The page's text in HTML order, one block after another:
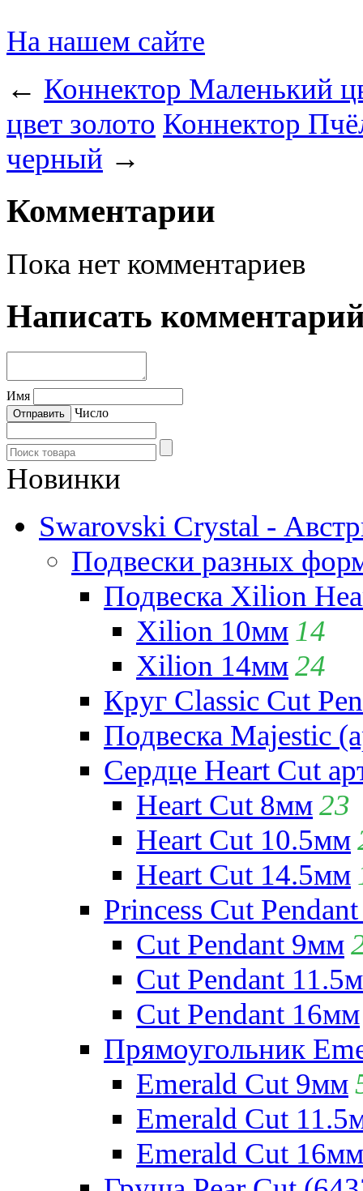
На нашем сайте
← Коннектор Маленький
цвет золото Коннектор
черный →
Комментарии
Пока нет комментариев
Написать
Имя
Число
Новинки
Swarovski Crystal -
Подвески разных
Подвеска Xilion
Xilion 10мм 14
Xilion 14мм24
Круг Classic Cut
Подвеска Majestic
Сердце Heart Cut
Heart Cut 8мм23
Heart Cut 10.5мм
Heart Cut 14.5мм
Princess Cut
Cut Pendant 9мм
Cut Pendant
Cut Pendant 16мм
Прямоугольник
Emerald Cut 9мм
Emerald Cut
Emerald Cut 16мм